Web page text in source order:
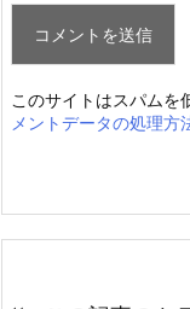
このサイトはスパムを
メントデータの処理